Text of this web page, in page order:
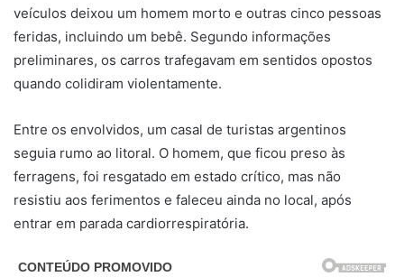
veículos deixou um homem morto e outras cinco pessoas
feridas, incluindo um bebê. Segundo informações
preliminares, os carros trafegavam em sentidos opostos
quando colidiram violentamente.
Entre os envolvidos, um casal de turistas argentinos
seguia rumo ao litoral. O homem, que ficou preso às
ferragens, foi resgatado em estado crítico, mas não
resistiu aos ferimentos e faleceu ainda no local, após
entrar em parada cardiorrespiratória.